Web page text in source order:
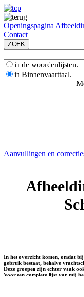
Openingspagina
Contact
in de woordenlijsten.
in Binnenvaarttaal.
Aanvullingen en
In het overzicht komen, omdat bij
gebruik bestaat, behalve
Deze groepen zijn echter vaak
Voor een complete lijst van mij